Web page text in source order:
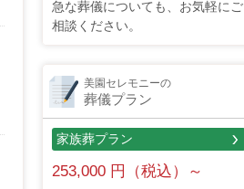
急な葬儀についても、お気軽にご
相談ください。
美園セレモニーの
葬儀プラン
家族葬プラン
253,000 円（税込）～